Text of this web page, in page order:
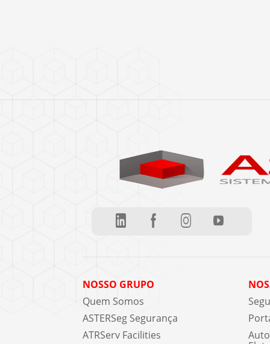
NOSSO GRUPO
Quem Somos
ASTERSeg Segurança
ATRServ Facilities